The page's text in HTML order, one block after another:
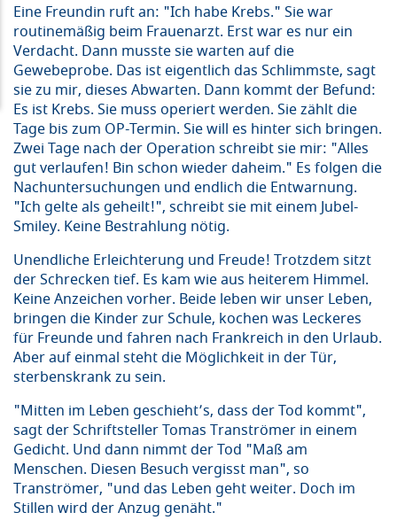
Eine Freundin ruft an: "Ich habe Krebs." Sie war
routinemäßig beim Frauenarzt. Erst war es nur ein
Verdacht. Dann musste sie warten auf die
Gewebeprobe. Das ist eigentlich das Schlimmste, sagt
sie zu mir, dieses Abwarten. Dann kommt der Befund:
Es ist Krebs. Sie muss operiert werden. Sie zählt die
Tage bis zum OP-Termin. Sie will es hinter sich bringen.
Zwei Tage nach der Operation schreibt sie mir: "Alles
gut verlaufen! Bin schon wieder daheim." Es folgen die
Nachuntersuchungen und endlich die Entwarnung.
"Ich gelte als geheilt!", schreibt sie mit einem Jubel-
Smiley. Keine Bestrahlung nötig.
Unendliche Erleichterung und Freude! Trotzdem sitzt
der Schrecken tief. Es kam wie aus heiterem Himmel.
Keine Anzeichen vorher. Beide leben wir unser Leben,
bringen die Kinder zur Schule, kochen was Leckeres
für Freunde und fahren nach Frankreich in den Urlaub.
Aber auf einmal steht die Möglichkeit in der Tür,
sterbenskrank zu sein.
"Mitten im Leben geschieht’s, dass der Tod kommt",
sagt der Schriftsteller Tomas Tranströmer in einem
Gedicht. Und dann nimmt der Tod "Maß am
Menschen. Diesen Besuch vergisst man", so
Tranströmer, "und das Leben geht weiter. Doch im
Stillen wird der Anzug genäht."